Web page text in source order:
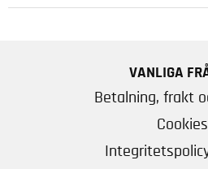
VANLIGA
Betalning, frakt
Cookies